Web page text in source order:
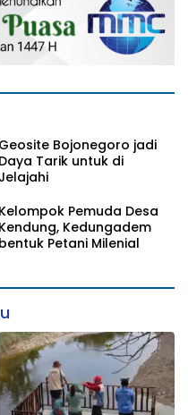
Geosite Bojonegoro jadi
Daya Tarik untuk di
Jelajahi
Kelompok Pemuda Desa
Kendung, Kedungadem
bentuk Petani Milenial